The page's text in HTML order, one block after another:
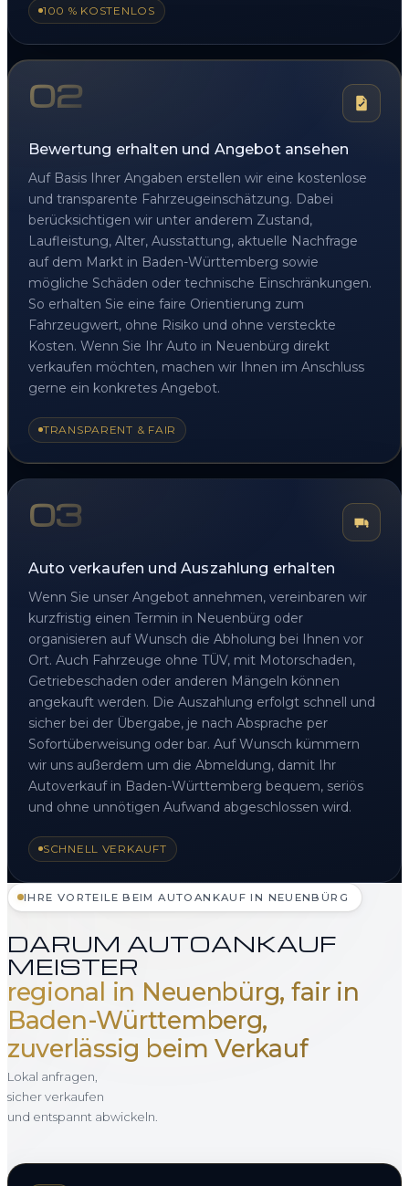
100 % KOSTENLOS
02
Bewertung erhalten und Angebot ansehen
Auf Basis Ihrer Angaben erstellen wir eine kostenlose
und transparente Fahrzeugeinschätzung. Dabei
berücksichtigen wir unter anderem Zustand,
Laufleistung, Alter, Ausstattung, aktuelle Nachfrage
auf dem Markt in Baden-Württemberg sowie
mögliche Schäden oder technische Einschränkungen.
So erhalten Sie eine faire Orientierung zum
Fahrzeugwert, ohne Risiko und ohne versteckte
Kosten. Wenn Sie Ihr Auto in Neuenbürg direkt
verkaufen möchten, machen wir Ihnen im Anschluss
gerne ein konkretes Angebot.
TRANSPARENT & FAIR
03
Auto verkaufen und Auszahlung erhalten
Wenn Sie unser Angebot annehmen, vereinbaren wir
kurzfristig einen Termin in Neuenbürg oder
organisieren auf Wunsch die Abholung bei Ihnen vor
Ort. Auch Fahrzeuge ohne TÜV, mit Motorschaden,
Getriebeschaden oder anderen Mängeln können
angekauft werden. Die Auszahlung erfolgt schnell und
sicher bei der Übergabe, je nach Absprache per
Sofortüberweisung oder bar. Auf Wunsch kümmern
wir uns außerdem um die Abmeldung, damit Ihr
Autoverkauf in Baden-Württemberg bequem, seriös
und ohne unnötigen Aufwand abgeschlossen wird.
SCHNELL VERKAUFT
IHRE VORTEILE BEIM AUTOANKAUF IN NEUENBÜRG
DARUM AUTOANKAUF
MEISTER
regional in Neuenbürg, fair in
Baden-Württemberg,
zuverlässig beim Verkauf
Lokal anfragen,
sicher verkaufen
und entspannt abwickeln.